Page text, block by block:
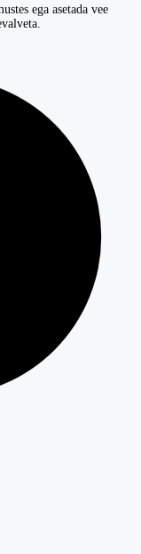
ega asetada vee